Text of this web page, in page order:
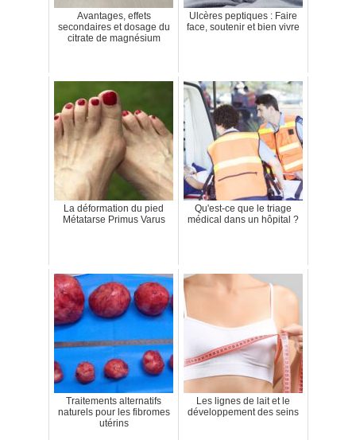
Avantages, effets
secondaires et dosage du
citrate de magnésium
Ulcères peptiques : Faire
face, soutenir et bien vivre
La déformation du pied
Métatarse Primus Varus
Qu'est-ce que le triage
médical dans un hôpital ?
Traitements alternatifs
naturels pour les fibromes
utérins
Les lignes de lait et le
développement des seins